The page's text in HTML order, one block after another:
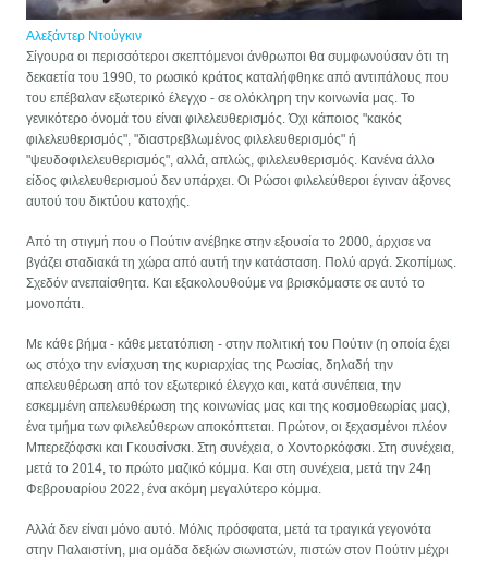
Αλεξάντερ Ντούγκιν
Σίγουρα οι περισσότεροι σκεπτόμενοι άνθρωποι θα συμφωνούσαν ότι τη
δεκαετία του 1990, το ρωσικό κράτος καταλήφθηκε από αντιπάλους που
του επέβαλαν εξωτερικό έλεγχο - σε ολόκληρη την κοινωνία μας. Το
γενικότερο όνομά του είναι φιλελευθερισμός. Όχι κάποιος "κακός
φιλελευθερισμός", "διαστρεβλωμένος φιλελευθερισμός" ή
"ψευδοφιλελευθερισμός", αλλά, απλώς, φιλελευθερισμός. Κανένα άλλο
είδος φιλελευθερισμού δεν υπάρχει. Οι Ρώσοι φιλελεύθεροι έγιναν άξονες
αυτού του δικτύου κατοχής.
Από τη στιγμή που ο Πούτιν ανέβηκε στην εξουσία το 2000, άρχισε να
βγάζει σταδιακά τη χώρα από αυτή την κατάσταση. Πολύ αργά. Σκοπίμως.
Σχεδόν ανεπαίσθητα. Και εξακολουθούμε να βρισκόμαστε σε αυτό το
μονοπάτι.
Με κάθε βήμα - κάθε μετατόπιση - στην πολιτική του Πούτιν (η οποία έχει
ως στόχο την ενίσχυση της κυριαρχίας της Ρωσίας, δηλαδή την
απελευθέρωση από τον εξωτερικό έλεγχο και, κατά συνέπεια, την
εσκεμμένη απελευθέρωση της κοινωνίας μας και της κοσμοθεωρίας μας),
ένα τμήμα των φιλελεύθερων αποκόπτεται. Πρώτον, οι ξεχασμένοι πλέον
Μπερεζόφσκι και Γκουσίνσκι. Στη συνέχεια, ο Χοντορκόφσκι. Στη συνέχεια,
μετά το 2014, το πρώτο μαζικό κόμμα. Και στη συνέχεια, μετά την 24η
Φεβρουαρίου 2022, ένα ακόμη μεγαλύτερο κόμμα.
Αλλά δεν είναι μόνο αυτό. Μόλις πρόσφατα, μετά τα τραγικά γεγονότα
στην Παλαιστίνη, μια ομάδα δεξιών σιωνιστών, πιστών στον Πούτιν μέχρι